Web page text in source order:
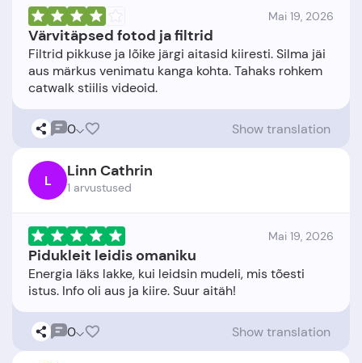
Mai 19, 2026
Värvitäpsed fotod ja filtrid
Filtrid pikkuse ja lõike järgi aitasid kiiresti. Silma jäi
aus märkus venimatu kanga kohta. Tahaks rohkem
0 Show translation
L Linn Cathrin
1 arvustused
Mai 19, 2026
Pidukleit leidis omaniku
Energia läks lakke, kui leidsin mudeli, mis tõesti
0 Show translation